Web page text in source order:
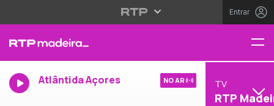
Entrar
Atlântida Açores NO AR TV
RTP